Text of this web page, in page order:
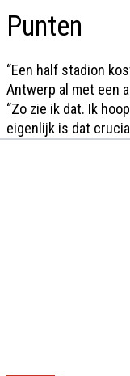
Punten
“Een half stadion
Antwerp al met een
“Zo zie ik dat. Ik
eigenlijk is dat